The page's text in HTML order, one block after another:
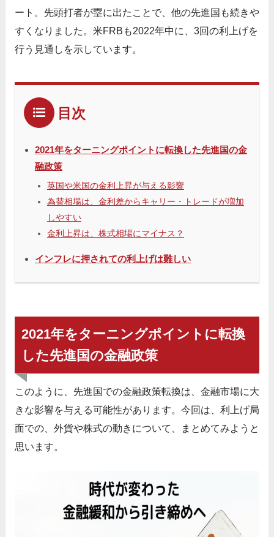
ート。先頭打者が塁に出たことで、他の先進国も続きや
すくなりました。米FRBも2022年中に、3回の利上げを
行う見通しを示しています。
目次
2021年をターニングポイントに転換した先進国の金
融政策
英国や米国の金利上昇が与える影響
為替相場は、金利差からキャリー・トレードが増加
しやすい
金利上昇は、株式相場にマイナス？
インフレに押されての利上げは難しい
2021年をターニングポイントに転換
した先進国の金融政策
このように、先進国での金融政策転換は、金融市場に大
きな影響を与える可能性があります。今回は、利上げ局
面での、外貨や株式の動きについて、まとめてみようと
思います。